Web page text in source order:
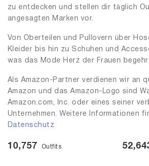
zu entdecken und stellen dir täglich
angesagten Marken vor.
Von Oberteilen und Pullovern über
Kleider bis hin zu Schuhen und
was das Mode Herz der Frauen
Als Amazon-Partner verdienen wir an
Amazon und das Amazon-Logo sind
Amazon.com, Inc. oder eines seiner
Unternehmen. Weitere Informationen
Datenschutz
10,757 Outfits